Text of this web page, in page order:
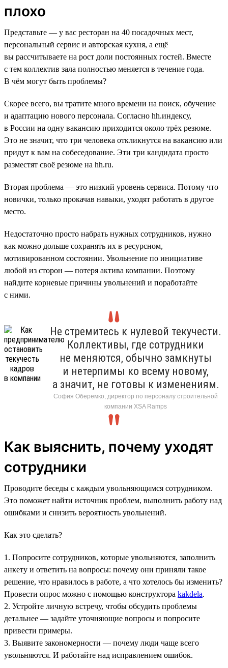
плохо
Представьте — у вас ресторан на 40 посадочных мест,
персональный сервис и авторская кухня, а ещё
вы рассчитываете на рост доли постоянных гостей. Вместе
с тем коллектив зала полностью меняется в течение года.
В чём могут быть проблемы?
Скорее всего, вы тратите много времени на поиск, обучение
и адаптацию нового персонала. Согласно hh.индексу,
в России на одну вакансию приходится около трёх резюме.
Это не значит, что три человека откликнутся на вакансию или
придут к вам на собеседование. Эти три кандидата просто
разместят своё резюме на hh.ru.
Вторая проблема — это низкий уровень сервиса. Потому что
новички, только прокачав навыки, уходят работать в другое
место.
Недостаточно просто набрать нужных сотрудников, нужно
как можно дольше сохранять их в ресурсном,
мотивированном состоянии. Увольнение по инициативе
любой из сторон — потеря актива компании. Поэтому
найдите корневые причины увольнений и поработайте
с ними.
Не стремитесь к нулевой текучести.
Коллективы, где сотрудники
не меняются, обычно замкнуты
и нетерпимы ко всему новому,
а значит, не готовы к изменениям.
София Оберемко, директор по персоналу строительной
компании XSA Ramps
Как выяснить, почему уходят
сотрудники
Проводите беседы с каждым увольняющимся сотрудником.
Это поможет найти источник проблем, выполнить работу над
ошибками и снизить вероятность увольнений.
Как это сделать?
1. Попросите сотрудников, которые увольняются, заполнить
анкету и ответить на вопросы: почему они приняли такое
решение, что нравилось в работе, а что хотелось бы изменить?
Провести опрос можно с помощью конструктора kakdela.
2. Устройте личную встречу, чтобы обсудить проблемы
детальнее — задайте уточняющие вопросы и попросите
привести примеры.
3. Выявите закономерности — почему люди чаще всего
увольняются. И работайте над исправлением ошибок.